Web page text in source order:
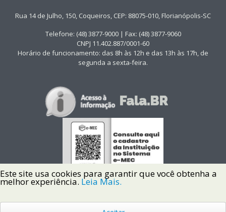
Rua 14 de Julho, 150, Coqueiros, CEP: 88075-010, Florianópolis-SC
Telefone: (48) 3877-9000 | Fax: (48) 3877-9060
CNPJ 11.402.887/0001-60
Horário de funcionamento: das 8h às 12h e das 13h às 17h, de
segunda a sexta-feira.
Este site usa cookies para garantir que você obtenha a
melhor experiência. Leia Mais.